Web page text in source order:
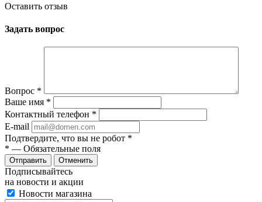
Оставить отзыв
Задать вопрос
Вопрос *
Ваше имя *
Контактный телефон *
E-mail
Подтвердите, что вы не робот *
* — Обязательные поля
Отменить
Подписывайтесь
на новости и акции
Новости магазина